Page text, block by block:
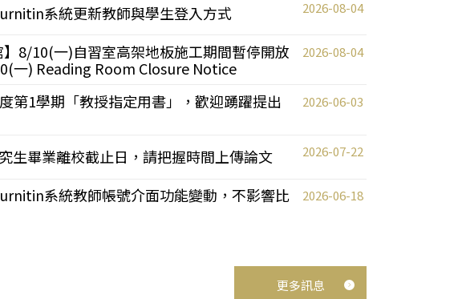
系統更新教師與學生登入方式 2026-08-04
】8/10(一)自習室高架地板施工期間暫停開放
一) Reading Room Closure Notice
2026-08-04
第1學期「教授指定用書」，歡迎踴躍提出
2026-06-03
生畢業離校截止日，請把握時間上傳論文 2026-07-22
系統教師帳號介面功能變動，不影響比
2026-06-18
更多訊息